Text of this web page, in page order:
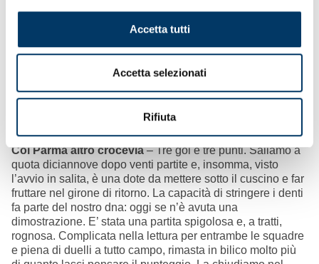
Accetta tutti
Accetta selezionati
Rifiuta
Col Parma altro crocevia– Tre gol e tre punti. Saliamo a
quota diciannove dopo venti partite e, insomma, visto
l’avvio in salita, è una dote da mettere sotto il cuscino e far
fruttare nel girone di ritorno. La capacità di stringere i denti
fa parte del nostro dna: oggi se n’è avuta una
dimostrazione. E’ stata una partita spigolosa e, a tratti,
rognosa. Complicata nella lettura per entrambe le squadre
e piena di duelli a tutto campo, rimasta in bilico molto più